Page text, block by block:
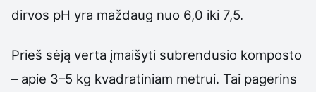
dirvos pH yra maždaug nuo 6,0 iki 7,5.
Prieš sėją verta įmaišyti subrendusio komposto
– apie 3–5 kg kvadratiniam metrui. Tai pagerins